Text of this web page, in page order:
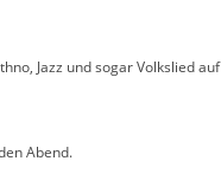
Jazz und sogar Volkslied auf
Abend.